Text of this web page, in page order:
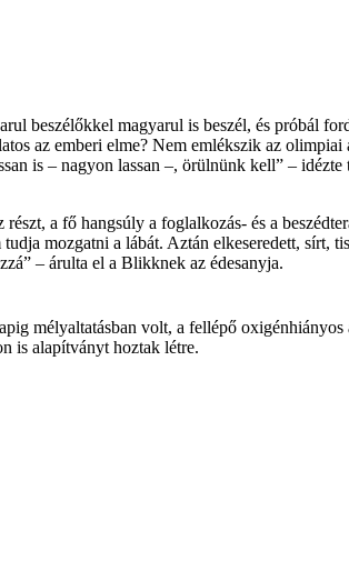
beszélőkkel magyarul is beszél, és próbál
az emberi elme? Nem emlékszik az olimpiai
is – nagyon lassan –, örülnünk kell” – idézte
a fő hangsúly a foglalkozás- és a
mozgatni a lábát. Aztán elkeseredett, sírt,
– árulta el a Blikknek az édesanyja.
mélyaltatásban volt, a fellépő oxigénhiányos
is alapítványt hoztak létre.